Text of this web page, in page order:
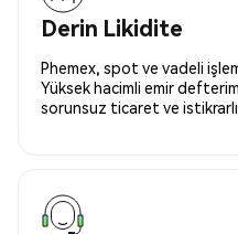
Derin Likidite
Phemex, spot ve vadeli
Yüksek hacimli emir
sorunsuz ticaret ve